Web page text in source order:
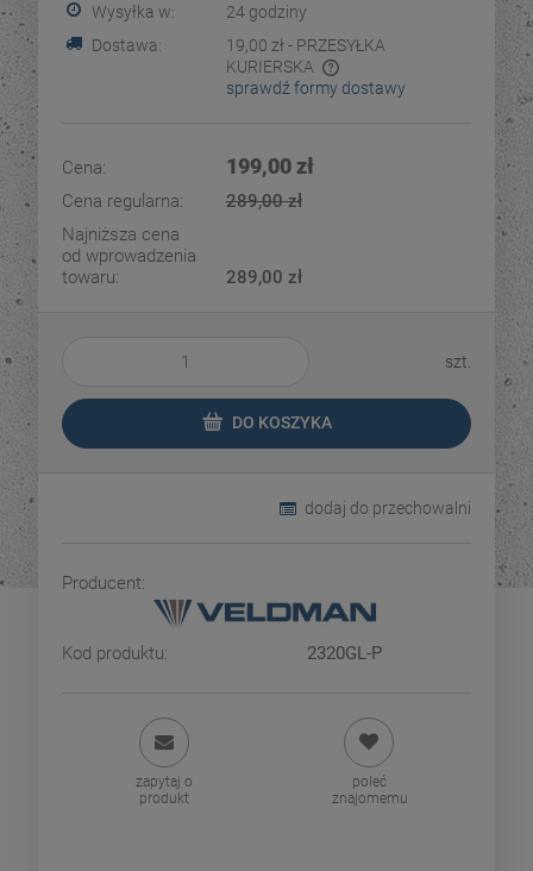
Wysyłka w:
24 godziny
Dostawa:
19,00 zł - PRZESYŁKA
KURIERSKA
Cena nie zawiera ewentualnych kosztów płatności
sprawdź formy dostawy
Cena: 199,00 zł
Cena regularna:
289,00 zł
Najniższa cena
od wprowadzenia
towaru:
289,00 zł
szt.
DO KOSZYKA
dodaj do przechowalni
Producent:
Kod produktu: 2320GL-P
zapytaj o
produkt
poleć
znajomemu